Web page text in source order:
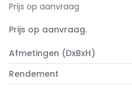
Prijs op aanvraag
Prijs op aanvraag.
Afmetingen (DxBxH)
Rendement